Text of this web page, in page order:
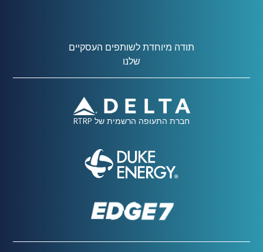
תודה מיוחדת לשותפים העסקיים
שלנו
חברת התעופה הרשמית של RTRP